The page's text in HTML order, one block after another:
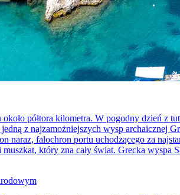
półtora kilometra. W pogodny dzień
z najzamożniejszych wysp archaicznej
naraz, falochron portu uchodzącego za
który zna cały świat. Grecka